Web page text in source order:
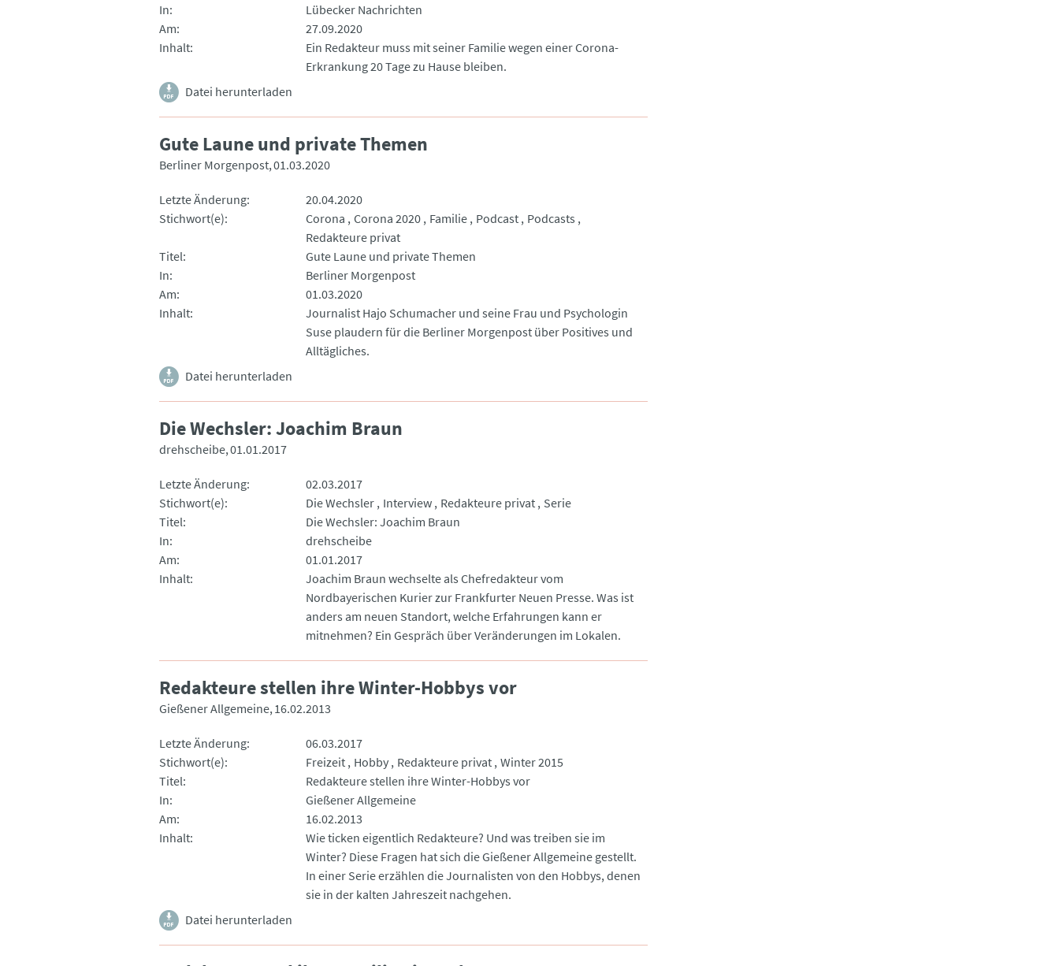
In
Lübecker Nachrichten
Am
27.09.2020
Inhalt
Ein Redakteur muss mit seiner Familie wegen einer Corona-
Erkrankung 20 Tage zu Hause bleiben.
Datei herunterladen
Gute Laune und private Themen
Berliner Morgenpost 01.03.2020
Letzte Änderung
20.04.2020
Stichwort(e)
Corona Corona 2020 Familie Podcast
Podcasts
Redakteure privat
Titel
Gute Laune und private Themen
In
Berliner Morgenpost
Am
01.03.2020
Inhalt
Journalist Hajo Schumacher und seine Frau und Psychologin
Suse plaudern für die Berliner Morgenpost über Positives und
Alltägliches.
Datei herunterladen
Die Wechsler: Joachim Braun
drehscheibe 01.01.2017
Letzte Änderung
02.03.2017
Stichwort(e)
Die Wechsler Interview Redakteure privat
Serie
Titel
Die Wechsler: Joachim Braun
In
drehscheibe
Am
01.01.2017
Inhalt
Joachim Braun wechselte als Chefredakteur vom
Nordbayerischen Kurier zur Frankfurter Neuen Presse. Was ist
anders am neuen Standort, welche Erfahrungen kann er
mitnehmen? Ein Gespräch über Veränderungen im Lokalen.
Redakteure stellen ihre Winter-Hobbys vor
Gießener Allgemeine 16.02.2013
Letzte Änderung
06.03.2017
Stichwort(e)
Freizeit Hobby Redakteure privat Winter 2015
Titel
Redakteure stellen ihre Winter-Hobbys vor
In
Gießener Allgemeine
Am
16.02.2013
Inhalt
Wie ticken eigentlich Redakteure? Und was treiben sie im
Winter? Diese Fragen hat sich die Gießener Allgemeine gestellt.
In einer Serie erzählen die Journalisten von den Hobbys, denen
sie in der kalten Jahreszeit nachgehen.
Datei herunterladen